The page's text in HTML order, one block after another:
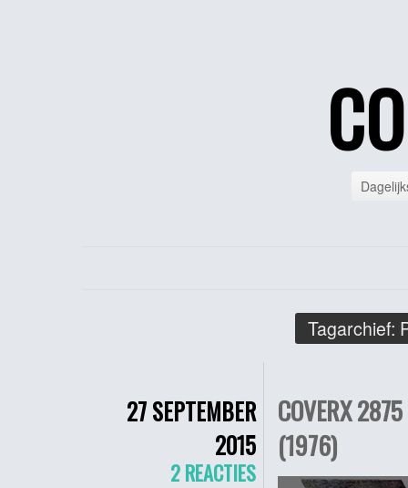
Tagarchief:
27 SEPTEMBER
2015
2 REACTIES
COVERX
(1976)